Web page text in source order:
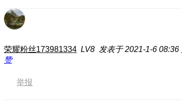
荣耀粉丝173981334 LV8 发表于 2021-1-6 08:36
赞
举报